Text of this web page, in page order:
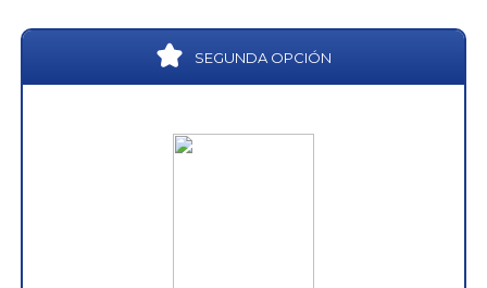
SEGUNDA OPCIÓN